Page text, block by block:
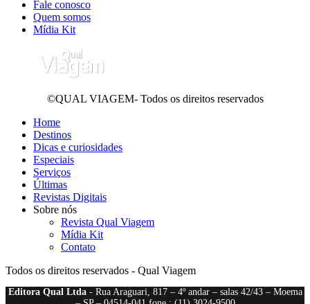
Fale conosco
Quem somos
Mídia Kit
©QUAL VIAGEM- Todos os direitos reservados
Home
Destinos
Dicas e curiosidades
Especiais
Serviços
Últimas
Revistas Digitais
Sobre nós
Revista Qual Viagem
Mídia Kit
Contato
Todos os direitos reservados - Qual Viagem
Editora Qual Ltda- Rua Araguari, 817 – 4º andar – salas 42/43 – Moema